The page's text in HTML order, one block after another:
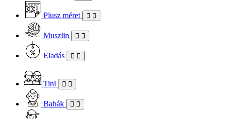
Plusz méret
Muszlin
Eladás
Tini
Babák